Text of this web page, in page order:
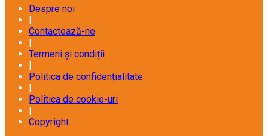
Despre noi
|
Contactează-ne
|
Termeni și condiții
|
Politica de confidențialitate
|
Politica de cookie-uri
|
Copyright